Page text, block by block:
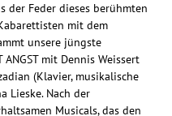
der Feder dieses berühmten
mit dem
unsere jüngste
ANGST mit Dennis Weissert
(Klavier, musikalische
Lieske. Nach der
Musicals, das den